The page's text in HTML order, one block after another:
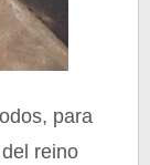
para
reino